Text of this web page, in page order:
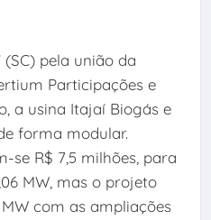
pela união da
Participações e
a usina Itajaí Biogás e
forma modular.
se R$ 7,5 milhões, para
MW, mas o projeto
com as ampliações